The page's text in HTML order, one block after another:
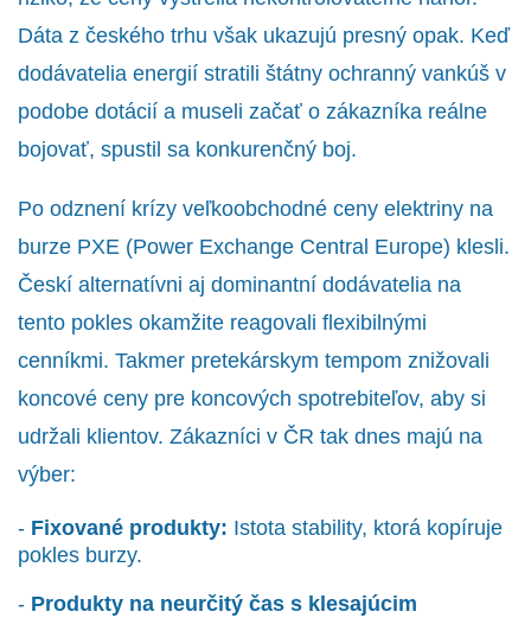
Dáta z českého trhu však ukazujú presný opak. Keď
dodávatelia energií stratili štátny ochranný vankúš v
podobe dotácií a museli začať o zákazníka reálne
bojovať, spustil sa konkurenčný boj.
Po odznení krízy veľkoobchodné ceny elektriny na
burze PXE (Power Exchange Central Europe) klesli.
Českí alternatívni aj dominantní dodávatelia na
tento pokles okamžite reagovali flexibilnými
cenníkmi. Takmer pretekárskym tempom znižovali
koncové ceny pre koncových spotrebiteľov, aby si
udržali klientov. Zákazníci v ČR tak dnes majú na
výber:
- Fixované produkty: Istota stability, ktorá kopíruje
pokles burzy.
- Produkty na neurčitý čas s klesajúcim